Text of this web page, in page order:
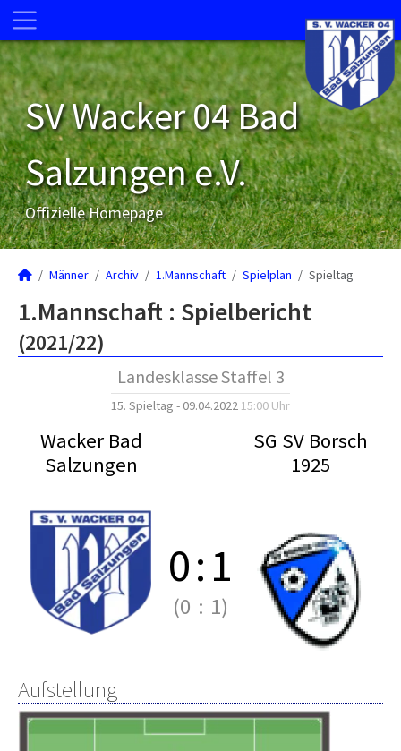
SV Wacker 04 Bad
Salzungen e.V.
Offizielle Homepage
Männer Archiv 1.Mannschaft Spielplan Spieltag
1.Mannschaft : Spielbericht
(2021/22)
Landesklasse Staffel 3
15. Spieltag - 09.04.2022 15:00 Uhr
Wacker Bad
Salzungen
SG SV Borsch
1925
0:1
(0 : 1)
Aufstellung